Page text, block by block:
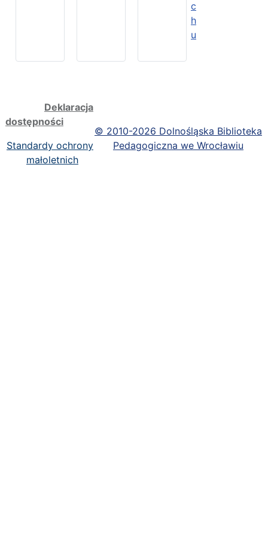
c
h
u
Deklaracja
dostępności
Standardy ochrony
małoletnich
© 2010-2026 Dolnośląska Biblioteka
Pedagogiczna we Wrocławiu